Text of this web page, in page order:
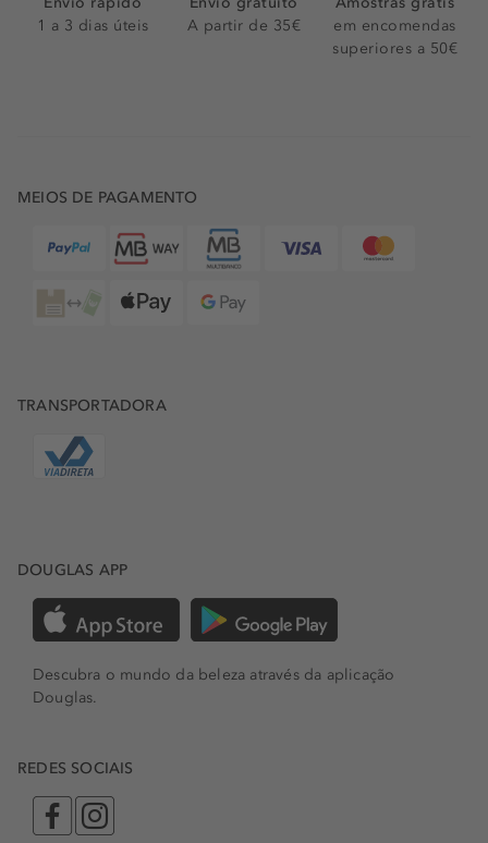
1 a 3 dias úteis
A partir de 35€
em encomendas
superiores a 50€
MEIOS DE PAGAMENTO
TRANSPORTADORA
DOUGLAS APP
Descubra o mundo da beleza através da aplicação
Douglas.
REDES SOCIAIS